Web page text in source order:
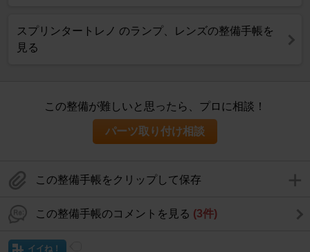
スプリンタートレノ のランプ、レンズの整備手帳を
見る
この整備が難しいと思ったら、プロに相談！
パーツ取り付け相談
この整備手帳をクリップして保存
この整備手帳のコメントを見る (3件)
イイね！